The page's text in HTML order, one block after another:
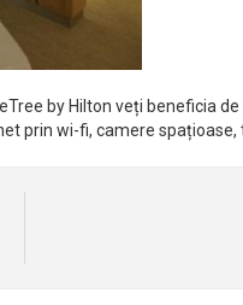
by Hilton veți beneficia
prin wi-fi, camere spațioase,